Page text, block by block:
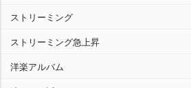
ストリーミング
ストリーミング急上昇
洋楽アルバム